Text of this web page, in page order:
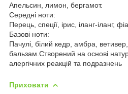
Апельсин, лимон, бергамот.
Середні ноти:
Перець, спеції, ірис, іланг-іланг,
Базові ноти:
Пачулі, білий кедр, амбра,
бальзам.Створений на основі
алергічних реакцій та подразнень
Приховати